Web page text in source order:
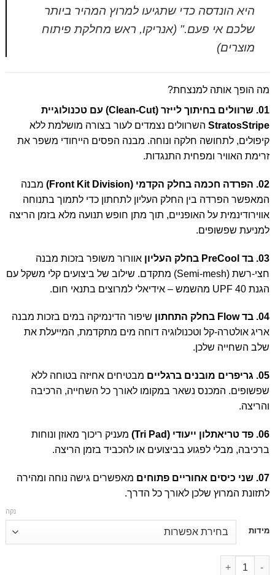
היא הונדסה כדי שתגיעו למרוץ המהיר ביותר
שלכם אי פעם." (אנריקו, ראש מחלקת פיתוח
מוצרים)
מה הופך אותה למנצחת?
01. שרוולים בחיתוך לייזר (Clean-Cut) עם טכנולוגיית
StratosStripeהשרוולים נצמדים לעור בצורה מושלמת ללא
קיפולים, לתחושה חלקה ונוחה. מבנה הפסים הייחודי משפר את
זרימת האוויר ומפחית התנגדות.
02. הפרדה חכמה בחלק הקדמי (Front Kit Division)
מבנה
המאפשר הפרדה בין החלק העליון לתחתון כדי לתמוך בתנוחה
אווירודינמית על האופניים, תוך מתן חופש תנועה מלא בזמן הריצה
למניעת שפשופים.
03. בד PreCool בחלק העליון
אוורור משופר בזכות מבנה
חצי-רשת (Semi-mesh) מתקדם. שילוב של ביצועים קלי משקל עם
הגנת UPF 40 מהשמש – אידיאלי למרוצים בתנאי חום.
04. בד Flow בחלק התחתון
שיפור הדינמיקה במים בזכות מבנה
אריג אולטרה-קל וטכנולוגיה דוחה מים מתקדמת, המייעלת את
שלב השחייה שלכן.
05. גריפרים מובנים ברגליים
מבטיחים אחיזה בטוחה ללא
שפשופים. המכנס נשאר במקומו לאורך כל השחייה, הרכיבה
והריצה.
06. פד טריאתלון ייעודי (Tri Pad)
מעניק ריכוך מאוזן ונוחות
ברכיבה, מבלי לפגוע בביצועים או להכביד בזמן הריצה.
07. שני כיסים אחוריים פתוחים
מאפשרים גישה נוחה ומהירה
לתזונת המרוץ שלכן לאורך כל הדרך.
מידות
נקה
לתוכן
דילוג לתוכן